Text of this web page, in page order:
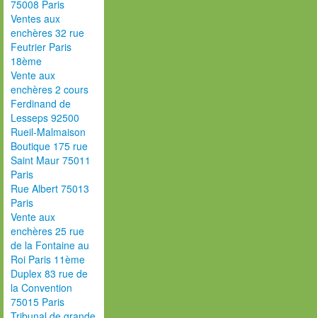
75008 Paris
Ventes aux
enchères 32 rue
Feutrier Paris
18ème
Vente aux
enchères 2 cours
Ferdinand de
Lesseps 92500
Rueil-Malmaison
Boutique 175 rue
Saint Maur 75011
Paris
Rue Albert 75013
Paris
Vente aux
enchères 25 rue
de la Fontaine au
Roi Paris 11ème
Duplex 83 rue de
la Convention
75015 Paris